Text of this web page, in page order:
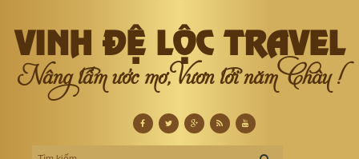
VINH ĐỆ LỘC TRAVEL
Nâng tầm ước mơ, Vươn tới năm Châu !